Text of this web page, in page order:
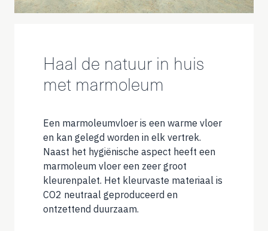
Haal de natuur in huis
met marmoleum
Een marmoleumvloer is een warme vloer
en kan gelegd worden in elk vertrek.
Naast het hygiënische aspect heeft een
marmoleum vloer een zeer groot
kleurenpalet. Het kleurvaste materiaal is
CO2 neutraal geproduceerd en
ontzettend duurzaam.